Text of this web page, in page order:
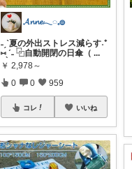
𝓐𝓷𝓷𝓮𓂃◌𓈒𓐍
˗ˏˋ夏の外出ストレス減らす˖⁺
⑅ˎˊ˗ ⿻自動開閉の日傘（ ...
￥ 2,978～
0 0 959
コレ いいね